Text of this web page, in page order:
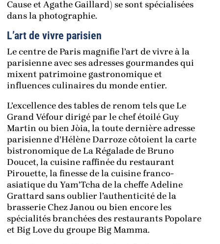
Cause et Agathe Gaillard) se sont spécialisées
dans la photographie.
L’art de vivre parisien
Le centre de Paris magnifie l’art de vivre à la
parisienne avec ses adresses gourmandes qui
mixent patrimoine gastronomique et
influences culinaires du monde entier.
L’excellence des tables de renom tels que Le
Grand Véfour dirigé par le chef étoilé Guy
Martin ou bien Jòia, la toute dernière adresse
parisienne d’Hélène Darroze côtoient la carte
bistronomique de La Régalade de Bruno
Doucet, la cuisine raffinée du restaurant
Pirouette, la finesse de la cuisine franco-
asiatique du Yam’Tcha de la cheffe Adeline
Grattard sans oublier l’authenticité de la
brasserie Chez Janou ou bien encore les
spécialités branchées des restaurants Popolare
et Big Love du groupe Big Mamma.